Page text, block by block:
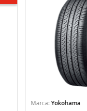
Yokohama